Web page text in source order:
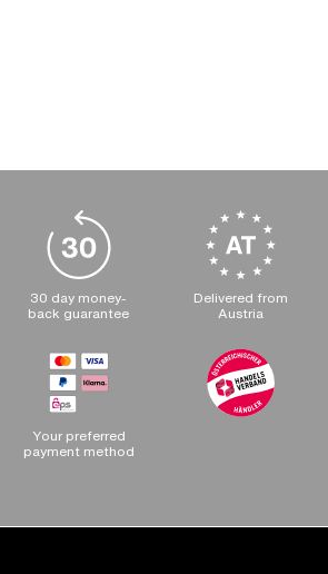
30 day money-
back guarantee
Delivered from
Austria
Your preferred
payment method